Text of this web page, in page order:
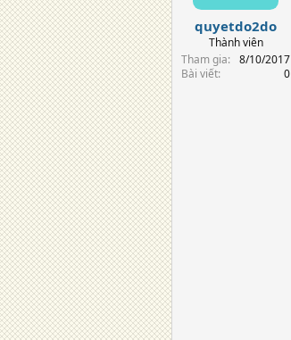
g
quyetdo2do
Thành viên
Tham gia
8/10/2017
Bài viết
0